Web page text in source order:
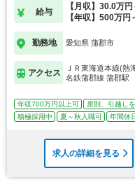
給与
【月収】30.0万
【年収】500万円
勤務地 愛知県 蒲郡市
アクセス
ＪＲ東海道本線(熱
名鉄蒲郡線 蒲郡駅
年収700万円以上可 原則、引越し
積極採用中
夏～秋入職可 年間休
求人の詳細を見る